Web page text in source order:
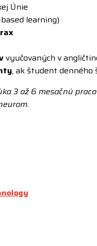
Únie
learning)
vyučovaných v
, ak študent denného
3 až 6 mesačnú